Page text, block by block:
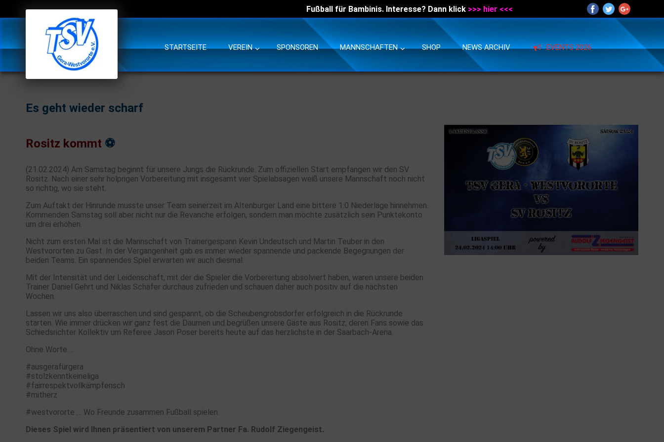
Fußball für Bambinis. Interesse? Dann klick >>> hier <<<
STARTSEITE VEREIN SPONSOREN MANNSCHAFTEN SHOP NEWS ARCHIV EVENTS 2026
Es geht wieder scharf ️
Rositz kommt ⚽️
(21.02.2024) Am Samstag beginnt für unsere Jungs die Rückrunde. Zum offiziellen Start empfangen wir den SV
Rositz. Nach einer sehr holprigen Vorbereitung mit insgesamt vier Spielabsagen weiß unsere Mannschaft noch nicht
so richtig, wo sie steht.
Zum Auftakt der Hinrunde musste unser Team seinerzeit im Altenburger Land eine bittere 1:0 Niederlage hinnehmen.
Kommenden Samstag soll aber nicht nur die Revanche erfolgen, sondern man möchte zusätzlich sein Punktekonto
um drei erhöhen.
Nicht zum ersten Mal ist die Mannschaft von Trainergespann Kevin Undeutsch und Martin Teuber in den
Westvororten zu Gast. In der Vergangenheit gab es immer wieder spannende und packende Begegnungen der
beiden Teams. Ein spannendes Spiel erwarten wir auch diesmal.
Mit der Intensität und der Leidenschaft, mit der die Spieler die Vorbereitung absolviert haben, waren unsere beiden
Trainer Daniel Gehrt und Niklas Schäfer durchaus zufrieden und schauen daher auch positiv auf die nächsten
Wochen.
Lassen wir uns also überraschen und sind gespannt, ob die Scheubengrobsdorfer erfolgreich in die Rückrunde
starten. Wie immer drücken wir ganz fest die Daumen und begrüßen unsere Gäste aus Rositz, deren Fans sowie das
Schiedsrichter Kollektiv um Referee Jason Poser bereits heute auf das herzlichste in der Saarbach-Arena.
Ohne Worte …
#ausgerafürgera
#stolzkenntkeineliga
#fairrespektvollkämpferisch
#mitherz
#westvororte … Wo Freunde zusammen Fußball spielen.
Dieses Spiel wird Ihnen präsentiert von unserem Partner Fa. Rudolf Ziegengeist.